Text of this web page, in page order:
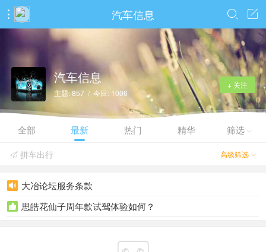
 汽车信息 

+ 关注
汽车信息
主题: 857 / 今日: 1006
全部 最新 热门 精华 筛选 
高级筛选 
 拼车出行
 大冶论坛服务条款
 思皓花仙子周年款试驾体验如何？